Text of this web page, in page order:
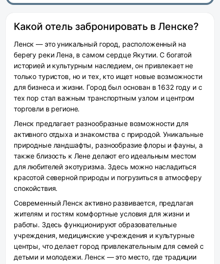
Какой отель забронировать в Ленске?
Ленск — это уникальный город, расположенный на
берегу реки Лена, в самом сердце Якутии. С богатой
историей и культурным наследием, он привлекает не
только туристов, но и тех, кто ищет новые возможности
для бизнеса и жизни. Город был основан в 1632 году и с
тех пор стал важным транспортным узлом и центром
торговли в регионе.
Ленск предлагает разнообразные возможности для
активного отдыха и знакомства с природой. Уникальные
природные ландшафты, разнообразие флоры и фауны, а
также близость к Лене делают его идеальным местом
для любителей экотуризма. Здесь можно насладиться
красотой северной природы и погрузиться в атмосферу
спокойствия.
Современный Ленск активно развивается, предлагая
жителям и гостям комфортные условия для жизни и
работы. Здесь функционируют образовательные
учреждения, медицинские учреждения и культурные
центры, что делает город привлекательным для семей с
детьми и молодежи. Ленск — это место, где традиции